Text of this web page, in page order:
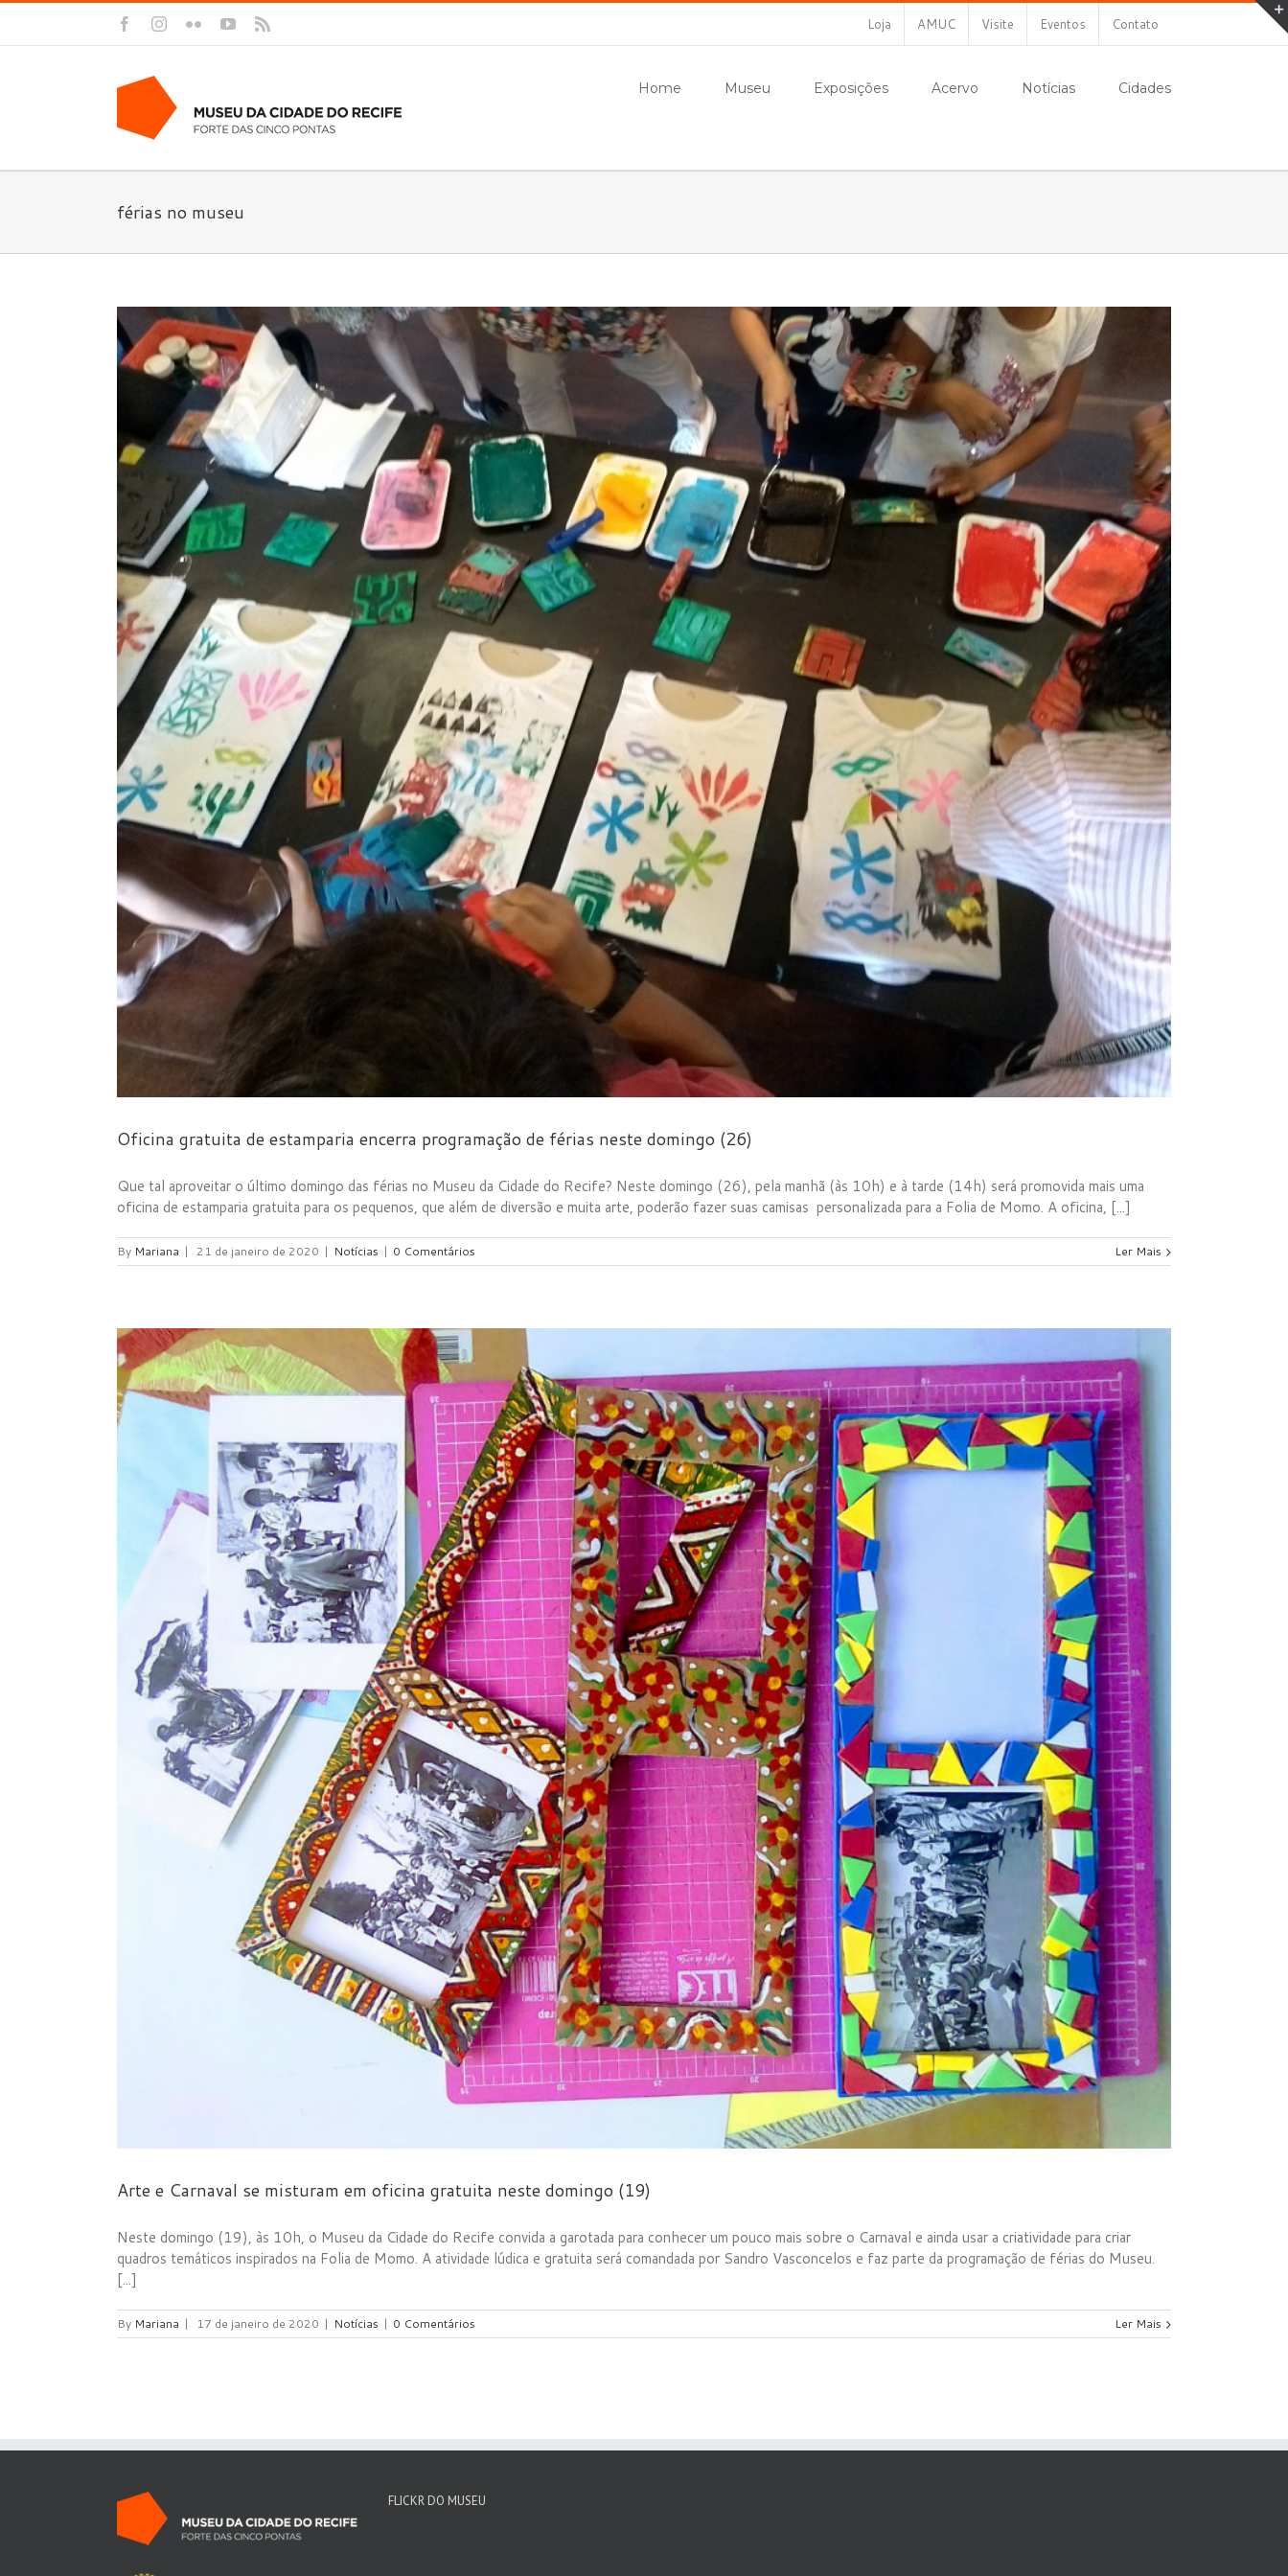
FacebookInstagram
FlickrYouTube Loja AMUC Visite Eventos Contato
Home Museu Exposições Acervo Notícias Cidades
férias no museu
Oficina gratuita de estamparia encerra programação de férias neste domingo (26)
Que tal aproveitar o último domingo das férias no Museu da Cidade do Recife? Neste domingo (26), pela manhã (às 10h) e à tarde (14h) será promovida mais uma
oficina de estamparia gratuita para os pequenos, que além de diversão e muita arte, poderão fazer suas camisas personalizada para a Folia de Momo. A oficina, [...]
By Mariana | 21 de janeiro de 2020 | Notícias | 0 Comentários Ler Mais
Arte e Carnaval se misturam em oficina gratuita neste domingo (19)
Neste domingo (19), às 10h, o Museu da Cidade do Recife convida a garotada para conhecer um pouco mais sobre o Carnaval e ainda usar a criatividade para criar
quadros temáticos inspirados na Folia de Momo. A atividade lúdica e gratuita será comandada por Sandro Vasconcelos e faz parte da programação de férias do Museu.
[...]
By Mariana | 17 de janeiro de 2020 | Notícias | 0 Comentários Ler Mais
FLICKR DO MUSEU